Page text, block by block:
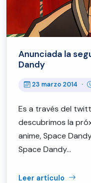
Anunciada la
Dandy
23 marzo 2014 ·
Es a través del
descubrimos la
anime, Space
Space Dandy…
Leer artículo